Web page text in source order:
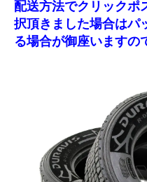
配送方法でクリックポ
択頂きました場合はパ
る場合が御座いますの